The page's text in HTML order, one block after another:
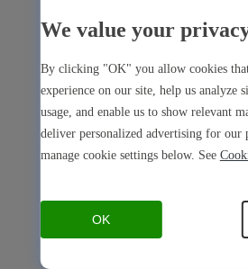
Notre solution 3-en-1 avec de
Free Security
Free Security
We value your
By clicking "OK" you allow cookies
experience on our site, help us analyze
usage, and enable us to show relevant
deliver personalized advertising for our
manage cookie settings below. See
OK